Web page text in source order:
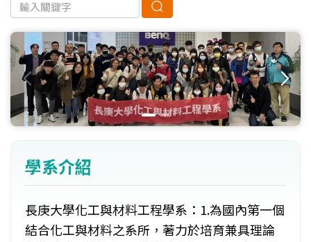
學系介紹
長庚大學化工與材料工程學系：1.為國內第一個
結合化工與材料之系所，著力於培育兼具理論